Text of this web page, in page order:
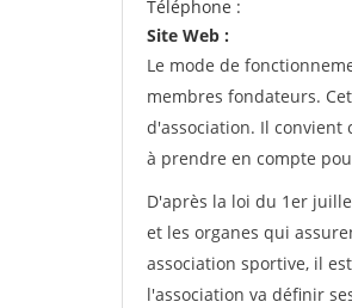
Téléphone :
Site Web :
Le mode de
membres fondateurs.
d'association. Il convient
à prendre en compte
D'après la loi du 1er
et les organes qui
association sportive, il
l'association va définir